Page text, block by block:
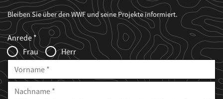
Bleiben Sie über den WWF und seine Projekte informiert.
Web2Case
Infofelder
Fieldset
anrede_name
Anrede
Frau
Herr
Vorname
Nachname